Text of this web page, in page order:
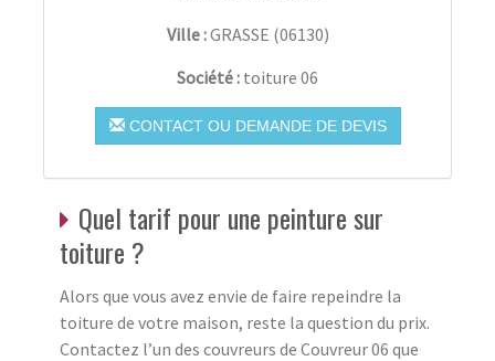
Ville :GRASSE (06130)
Société : toiture 06
CONTACT OU DEMANDE DE DEVIS
Quel tarif pour une peinture sur
toiture ?
Alors que vous avez envie de faire repeindre la
toiture de votre maison, reste la question du prix.
Contactez l’un des couvreurs de Couvreur 06 que